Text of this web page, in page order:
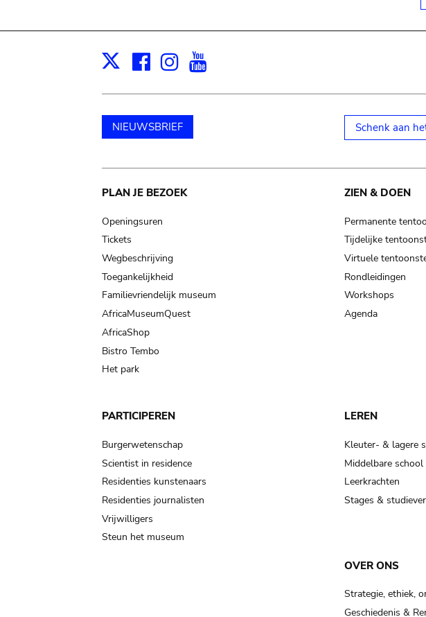
X Facebook
Instagram
NIEUWSBRIEF Schenk aan
Main
navigation
PLAN JE BEZOEK
Openingsuren
Tickets
Wegbeschrijving
Toegankelijkheid
Familievriendelijk museum
AfricaMuseumQuest
AfricaShop
Bistro Tembo
Het park
ZIEN & DOEN
Permanente
Tijdelijke
Virtuele
Rondleidingen
Workshops
Agenda
PARTICIPEREN
Burgerwetenschap
Scientist in residence
Residenties kunstenaars
Residenties journalisten
Vrijwilligers
Steun het museum
LEREN
Kleuter- & lagere
Middelbare school
Leerkrachten
Stages &
OVER ONS
Strategie, ethiek,
Geschiedenis &